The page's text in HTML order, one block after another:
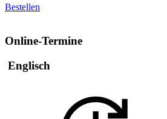
Bestellen
Online-Termine
Englisch